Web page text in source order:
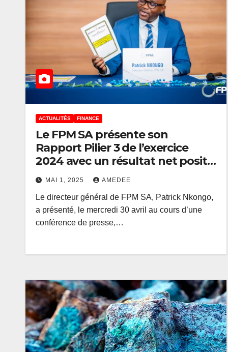
ACTUALITÉS FINANCE
Le FPM SA présente son
Rapport Pilier 3 de l’exercice
2024 avec un résultat net positif
de 879.000 USD
MAI 1, 2025 AMEDEE
Le directeur général de FPM SA, Patrick Nkongo,
a présenté, le mercredi 30 avril au cours d’une
conférence de presse,…